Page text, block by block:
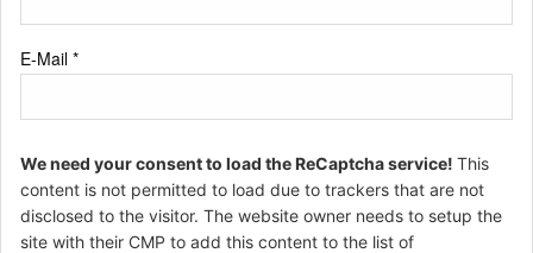
E-Mail *
We need your consent to load the ReCaptcha service! This
content is not permitted to load due to trackers that are not
disclosed to the visitor. The website owner needs to setup the
site with their CMP to add this content to the list of